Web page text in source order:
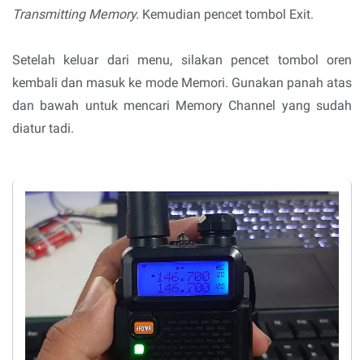
Transmitting Memory. Kemudian pencet tombol Exit.
Setelah keluar dari menu, silakan pencet tombol oren
kembali dan masuk ke mode Memori. Gunakan panah atas
dan bawah untuk mencari Memory Channel yang sudah
diatur tadi.